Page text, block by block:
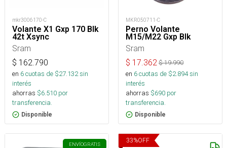
mkr3006170-C
Volante X1 Gxp 170 Blk
42t Xsync
Sram
$ 162.790
en 6cuotas de $27.132sin
interés
ahorras $6.510 por
transferencia.
Disponible
MKR050711-C
Perno Volante
M15/M22 Gxp Blk
Sram
$ 17.362 $19.990
en 6cuotas de $2.894sin
interés
ahorras $690 por
transferencia.
Disponible
ENVÍOGRATIS
33%OFF